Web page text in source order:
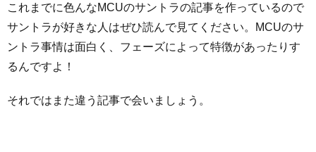
これまでに色んなMCUのサントラの記事を作っているので
サントラが好きな人はぜひ読んで見てください。MCUのサ
ントラ事情は面白く、フェーズによって特徴があったりす
るんですよ！
それではまた違う記事で会いましょう。